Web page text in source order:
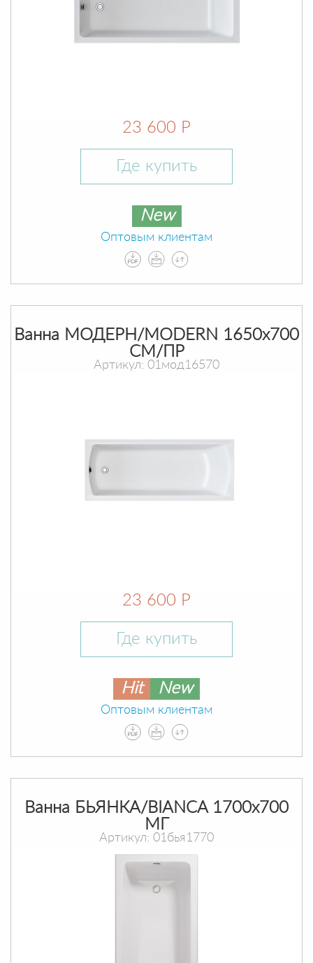
23 600 Р
Где купить
New
Оптовым клиентам
Ванна МОДЕРН/MODERN 1650х700
СМ/ПР
Артикул: 01мод16570
23 600 Р
Где купить
Hit New
Оптовым клиентам
Ванна БЬЯНКА/BIANCA 1700х700
МГ
Артикул: 01бья1770